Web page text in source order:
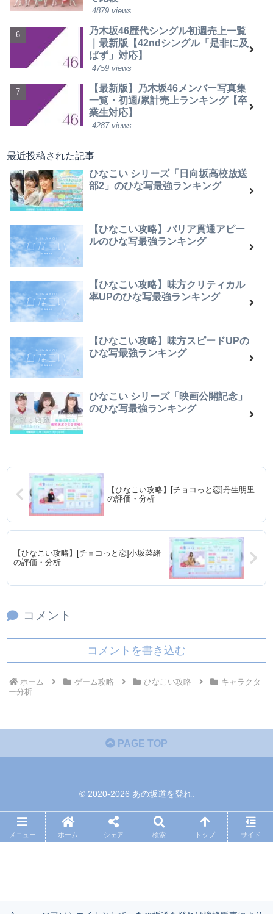
4879 views
乃木坂46歴代シングル初週売上一覧
｜最新版【42ndシングル「是非に及
ばず」対応】
4759 views
【最新版】乃木坂46メンバー写真集
一覧・初週/累計売上ランキング【卒
業生対応】
4287 views
最近投稿された記事
ひなこい シリーズ「日向坂高校放送
部2」のひな写最強ランキング
【ひなこい攻略】バリア貫通アピー
ルのひな写最強ランキング
【ひなこい攻略】味方クリティカル
率UPのひな写最強ランキング
【ひなこい攻略】味方スピードUPの
ひな写最強ランキング
ひなこい シリーズ「映画公開記念」
のひな写最強ランキング
【ひなこい攻略】[チョコっと恋]丹生明里
の評価・分析
【ひなこい攻略】[チョコっと恋]小坂菜緒
の評価・分析
コメント
コメントを書き込む
ホーム ゲーム攻略 ひなこい攻略
キャラクタ
ー分析
PAGE TOP
© 2020-2026 あの坂道を登れ.
メニュー ホーム シェア 検索 トップ サイド